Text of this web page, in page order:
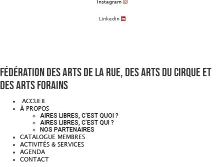
Linkedin
Fédération des arts de la rue, des arts du cirque et
des arts forains
ACCUEIL
À PROPOS
AIRES LIBRES, C’EST QUOI ?
AIRES LIBRES, C’EST QUI ?
NOS PARTENAIRES
CATALOGUE MEMBRES
ACTIVITÉS & SERVICES
AGENDA
CONTACT